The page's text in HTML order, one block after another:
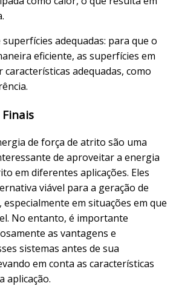
superfícies adequadas: para que o
eficiente, as superfícies em
adequadas, como
de força de atrito são uma
de aproveitar a energia
em diferentes aplicações. Eles
viável para a geração de
especialmente em situações em que
No entanto, é importante
as vantagens e
sistemas antes de sua
em conta as características
aplicação.